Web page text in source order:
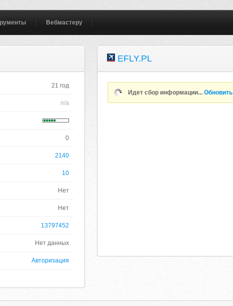
Вебмастеру
21 год
n/a
0
2140
10
Нет
Нет
13797452
Нет данных
Авторизация
EFLY.PL
Идет сбор информации...Обновить